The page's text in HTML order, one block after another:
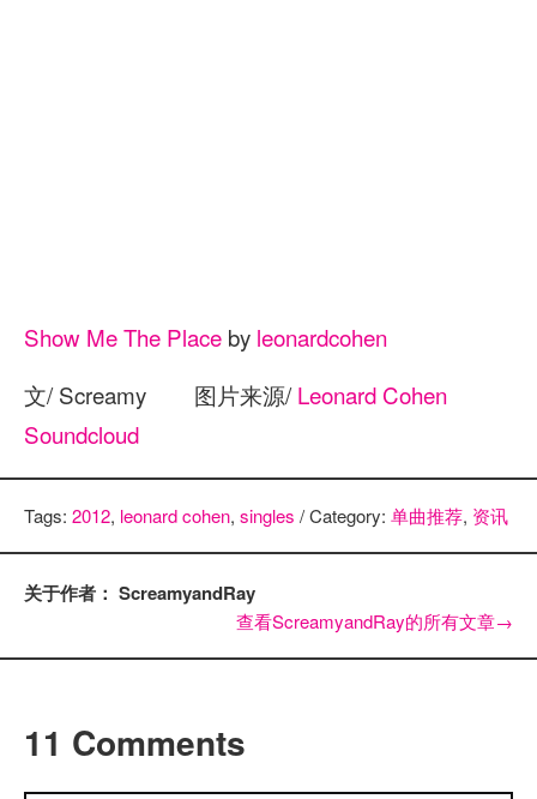
Show Me The Place by leonardcohen
文/ Screamy 图片来源/Leonard Cohen
Soundcloud
Tags: 2012, leonard cohen, singles / Category: 单曲推荐, 资讯
关于作者： ScreamyandRay
查看ScreamyandRay的所有文章→
11 Comments